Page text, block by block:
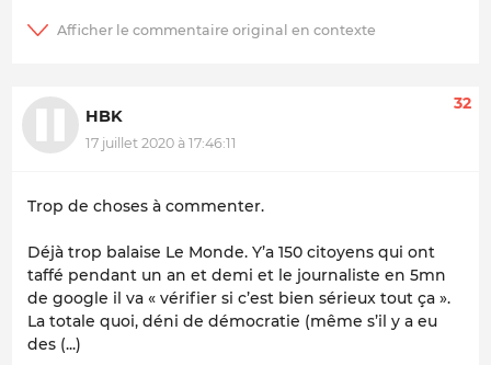
HBK
17 juillet 2020 à 17:46:11
32
Trop de choses à commenter.
Déjà trop balaise Le Monde. Y’a 150 citoyens qui ont
taffé pendant un an et demi et le journaliste en 5mn
de google il va « vérifier si c’est bien sérieux tout ça ».
La totale quoi, déni de démocratie (même s’il y a eu
des (...)